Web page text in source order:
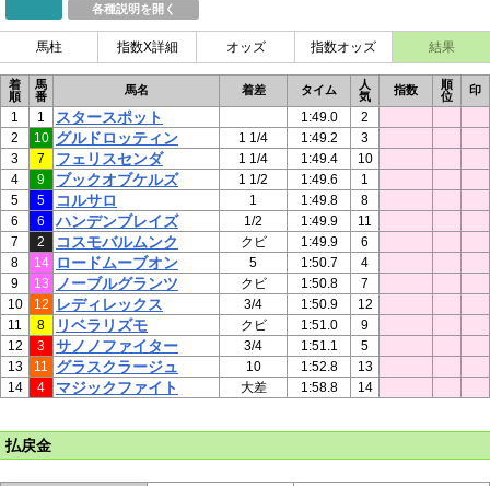
各種説明を開く
馬柱 指数X詳細 オッズ 指数オッズ 結果
着
順
馬
番
馬名 着差 タイム
人
気
指数
順
位
印
1 1 スタースポット 1:49.0
2
2
10 グルドロッティン 1 1/4 1:49.2
3
3
7 フェリスセンダ 1 1/4 1:49.4
10
4
9 ブックオブケルズ 1 1/2 1:49.6
1
5
5 コルサロ 1 1:49.8
8
6
6 ハンデンブレイズ 1/2 1:49.9
11
7
2 コスモバルムンク クビ 1:49.9
6
8
14 ロードムーブオン 5 1:50.7
4
9
13 ノーブルグランツ クビ 1:50.8
7
10
12 レディレックス 3/4 1:50.9
12
11
8 リベラリズモ クビ 1:51.0
9
12
3 サノノファイター 3/4 1:51.1
5
13
11 グラスクラージュ 10 1:52.8
13
14
4 マジックファイト 大差 1:58.8 14
払戻金